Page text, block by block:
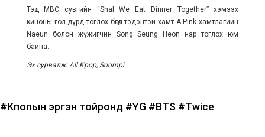
Тэд MBC сувгийн “Shal We Eat Dinner Together” хэмээх
киноны гол дүрд тоглох бөгөөд тэдэнтэй хамт A Pink хамтлагийн
Naeun болон жүжигчин Song Seung Heon нар тоглох юм
байна.
Эх сурвалж: All Kpop, Soompi
#Кпопын эргэн тойронд #YG #BTS #Twice